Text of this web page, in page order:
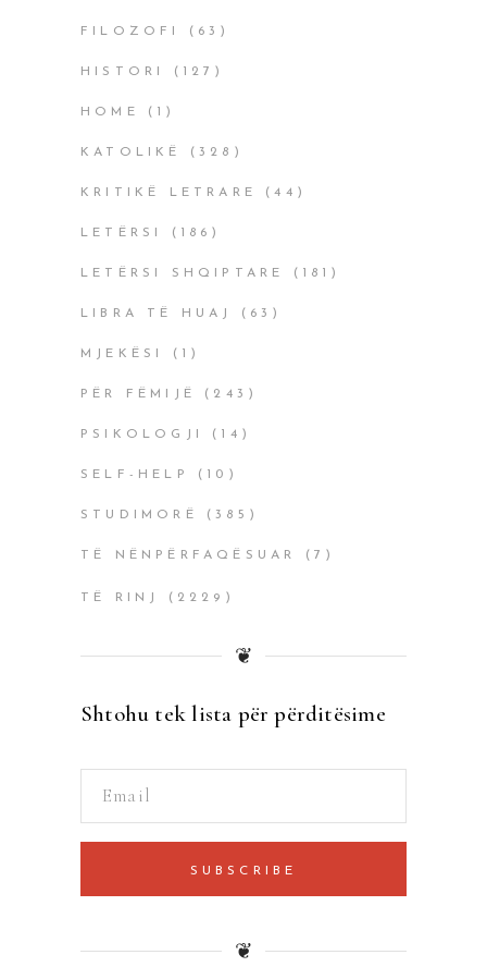
FILOZOFI (63)
HISTORI (127)
HOME (1)
KATOLIKË (328)
KRITIKË LETRARE (44)
LETËRSI (186)
LETËRSI SHQIPTARE (181)
LIBRA TË HUAJ (63)
MJEKËSI (1)
PËR FËMIJË (243)
PSIKOLOGJI (14)
SELF-HELP (10)
STUDIMORË (385)
TË NËNPËRFAQËSUAR (7)
TË RINJ (2229)
❦
Shtohu tek lista për përditësime
SUBSCRIBE
❦